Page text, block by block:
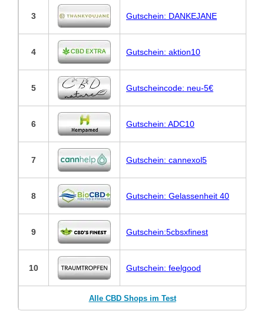
3 Gutschein: DANKEJANE
4 Gutschein: aktion10
5 Gutscheincode: neu-5€
6 Gutschein: ADC10
7 Gutschein: cannexol5
8 Gutschein: Gelassenheit 40
9 Gutschein:5cbsxfinest
10 Gutschein: feelgood
Alle CBD Shops im Test